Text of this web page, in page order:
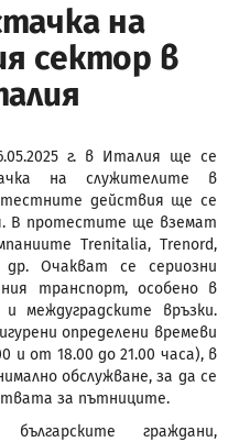
на
сектор в
г. в Италия ще се
на служителите в
действия ще се
В протестите ще вземат
Trenitalia, Trenord,
др. Очакват се сериозни
транспорт, особено в
междуградските връзки.
определени времеви
и от 18.00 до 21.00 часа), в
обслужване, за да се
за пътниците.
граждани,